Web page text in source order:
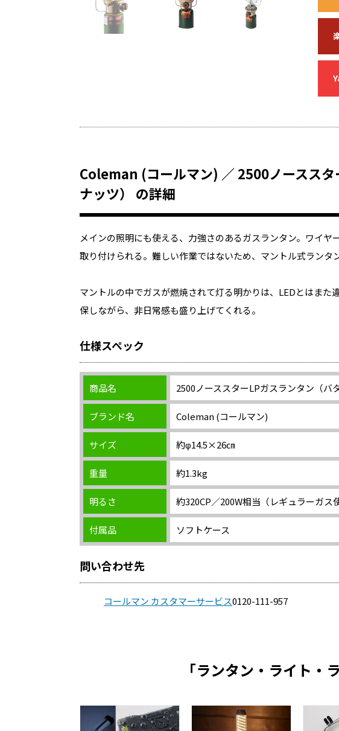
Coleman (コールマン) ／ 2500ノースス
ナッツ） の詳細
メインの照明にも使える、力強さのあるガスランタン。ワイヤ
取り付けられる。難しい作業ではないため、マントル式ランタ
マントルの中でガスが燃焼されて灯る明かりは、LEDとはまた
保しながら、非日常感も盛り上げてくれる。
仕様スペック
商品名 2500ノーススターLPガスランタン（バ
ブランド名 Coleman (コールマン)
サイズ 約φ14.5×26㎝
重量 約1.3kg
明るさ 約320CP／200W相当（レギュラーガス
付属品 ソフトケース
問い合わせ先
コールマン カスタマーサービス0120-111-957
「ランタン・ライト・